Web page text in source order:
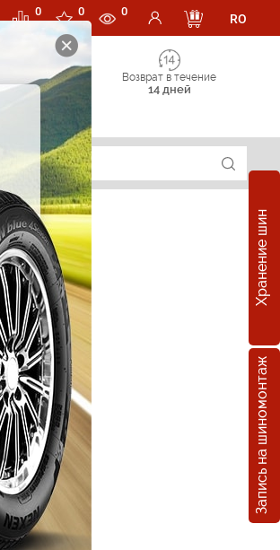
0 0 0
RO
Возврат в течение
14 дней
Хранение шин
Запись на шиномонтаж